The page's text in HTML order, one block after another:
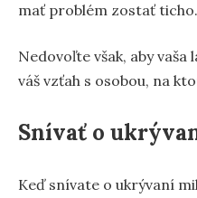
mať problém zostať ticho.
Nedovoľte však, aby vaša
váš vzťah s osobou, na
Snívať o
Keď snívate o ukrývaní